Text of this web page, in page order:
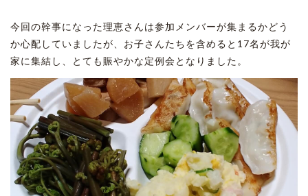
今回の幹事になった理恵さんは参加メンバーが集まるかどう
か心配していましたが、お子さんたちを含めると17名が我が
家に集結し、とても賑やかな定例会となりました。